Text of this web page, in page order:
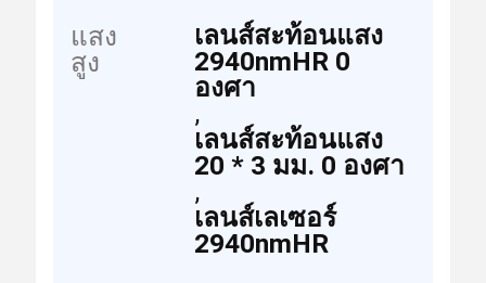
แสง
สูง
เลนส์สะท้อนแสง
2940nmHR 0
องศา
,
เลนส์สะท้อนแสง
20 * 3 มม. 0 องศา
,
เลนส์เลเซอร์
2940nmHR